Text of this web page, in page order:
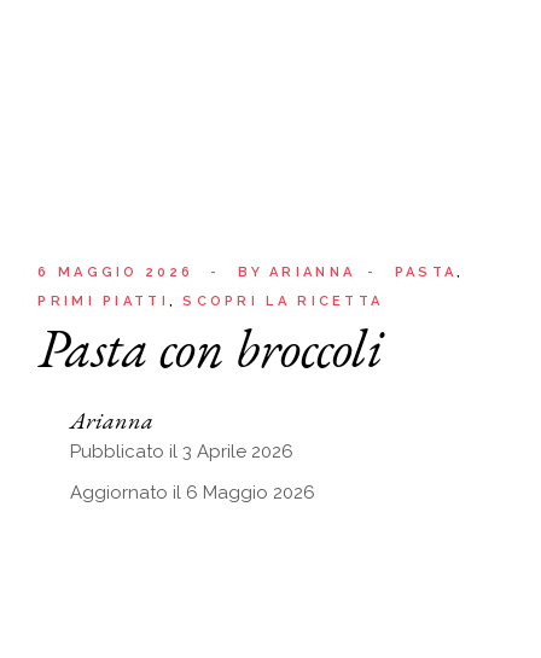
6 MAGGIO 2026 BY ARIANNA
PASTA
PRIMI PIATTI
SCOPRI LA RICETTA
Pasta con broccoli
Arianna
Pubblicato il 3 Aprile 2026
Aggiornato il 6 Maggio 2026